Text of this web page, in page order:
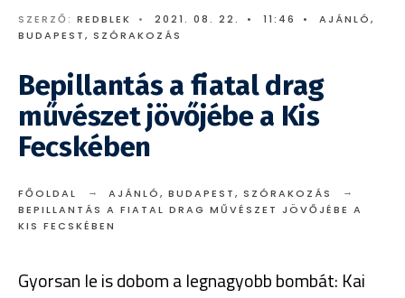
SZERZŐ: REDBLEK • 2021. 08. 22. • 11:46 • AJÁNLÓ,
BUDAPEST, SZÓRAKOZÁS
Bepillantás a fiatal drag
művészet jövőjébe a Kis
Fecskében
FŐOLDAL AJÁNLÓ, BUDAPEST, SZÓRAKOZÁS
BEPILLANTÁS A FIATAL DRAG MŰVÉSZET JÖVŐJÉBE A
KIS FECSKÉBEN
Gyorsan le is dobom a legnagyobb bombát: Kai